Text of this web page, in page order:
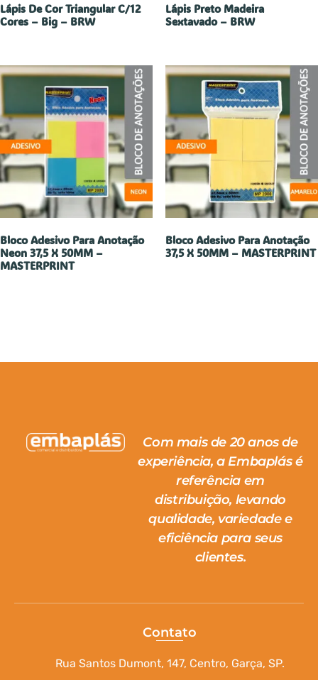
Lápis De Cor Triangular C/12
Cores – Big – BRW
Lápis Preto Madeira
Sextavado – BRW
Bloco Adesivo Para Anotação
Neon 37,5 X 50MM –
MASTERPRINT
Bloco Adesivo Para Anotação
37,5 X 50MM – MASTERPRINT
Com mais de 20 anos de
experiência, a Embaplás é
referência em
distribuição, levando
qualidade, variedade e
eficiência para seus
clientes.
Contato
Rua Santos Dumont, 147, Centro, Garça, SP.